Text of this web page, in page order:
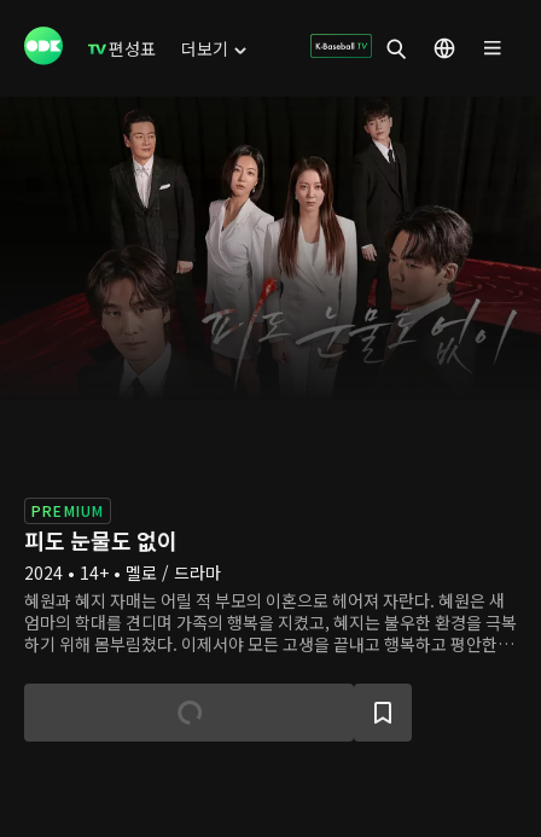
편성표 더보기
PREMIUM
피도 눈물도 없이
2024 • 14+ • 멜로 / 드라마
혜원과 혜지 자매는 어릴 적 부모의 이혼으로 헤어져 자란다. 혜원은 새
엄마의 학대를 견디며 가족의 행복을 지켰고, 혜지는 불우한 환경을 극복
하기 위해 몸부림쳤다. 이제서야 모든 고생을 끝내고 행복하고 평안한 생
은은 자신의 불행의 원인이 언니 혜원이라 생각하고 복수를 위해 언니의